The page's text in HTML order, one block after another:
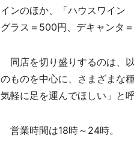
インのほか、「ハウスワイ
グラス＝500円、デキャンタ
同店を切り盛りするのは、
のものを中心に、さまざまな
気軽に足を運んでほしい」と呼
営業時間は18時～24時。